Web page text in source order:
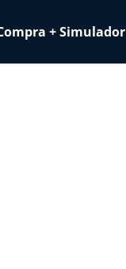
+ Simulador